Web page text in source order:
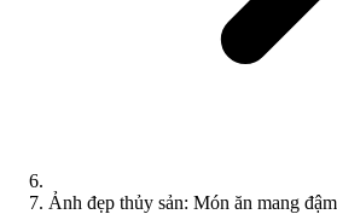
Ảnh đẹp thủy sản: Món ăn mang